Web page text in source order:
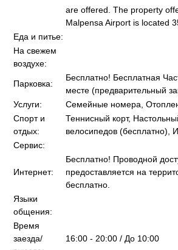
are offered. The property
Malpensa Airport is located
Еда и питье:
На свежем
воздухе:
Парковка:
Бесплатно! Бесплатная
месте (предварительный
Услуги:
Семейные номера,
Спорт и
отдых:
Теннисный корт,
велосипедов (бесплатно),
Сервис:
Интернет:
Бесплатно! Проводной
предоставляется на
бесплатно.
Языки
общения:
Время
заезда/
16:00 - 20:00 / До 10:00